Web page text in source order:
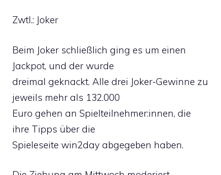
Zwtl.: Joker
Beim Joker schließlich ging es um einen
Jackpot, und der wurde
dreimal geknackt. Alle drei Joker-Gewinne zu
jeweils mehr als 132.000
Euro gehen an Spielteilnehmer:innen, die
ihre Tipps über die
Spieleseite win2day abgegeben haben.